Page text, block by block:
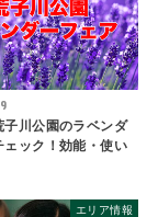
子川公園のラベンダ
ェック！効能・使い
エリア情報